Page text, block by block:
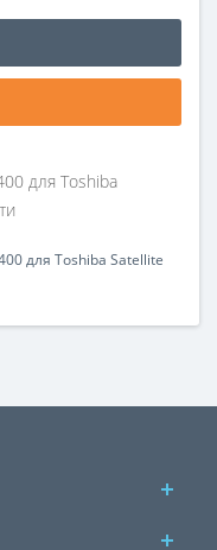
для Toshiba
для Toshiba Satellite